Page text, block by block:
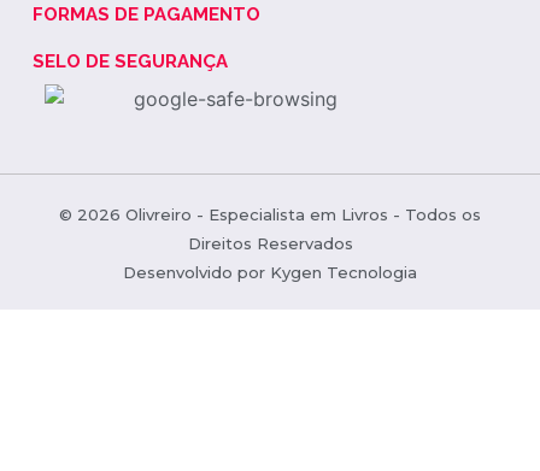
FORMAS DE PAGAMENTO
SELO DE SEGURANÇA
© 2026 Olivreiro - Especialista em Livros - Todos os
Direitos Reservados
Desenvolvido por Kygen Tecnologia